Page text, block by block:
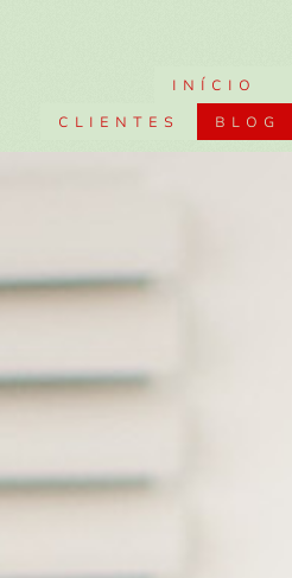
INÍCIO
CLIENTES
BLOG